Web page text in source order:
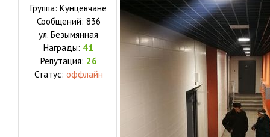
Группа: Кунцевчане
Сообщений: 836
ул. Безымянная
Награды: 41
Репутация: 26
Статус: оффлайн